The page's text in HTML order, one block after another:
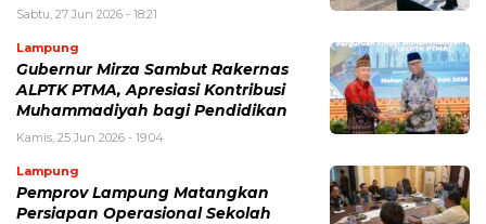
Sabtu, 27 Jun 2026 - 18:21
Lampung
Gubernur Mirza Sambut Rakernas
ALPTK PTMA, Apresiasi Kontribusi
Muhammadiyah bagi Pendidikan
Kamis, 25 Jun 2026 - 19:04
Lampung
Pemprov Lampung Matangkan
Persiapan Operasional Sekolah